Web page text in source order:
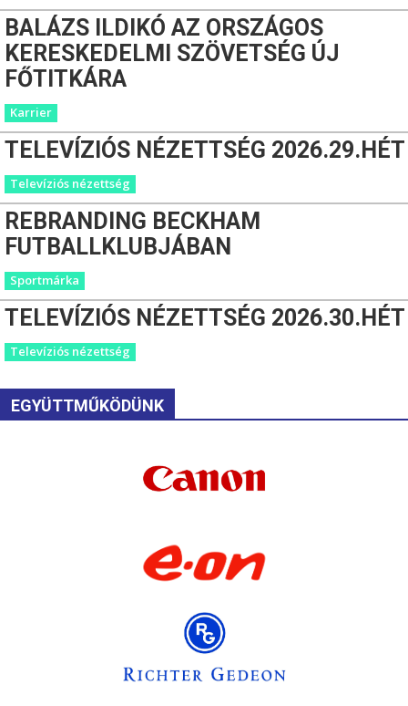
BALÁZS ILDIKÓ AZ ORSZÁGOS
KERESKEDELMI SZÖVETSÉG ÚJ
FŐTITKÁRA
Karrier
TELEVÍZIÓS NÉZETTSÉG 2026.29.HÉT
Televíziós nézettség
REBRANDING BECKHAM
FUTBALLKLUBJÁBAN
Sportmárka
TELEVÍZIÓS NÉZETTSÉG 2026.30.HÉT
Televíziós nézettség
EGYÜTTMŰKÖDÜNK